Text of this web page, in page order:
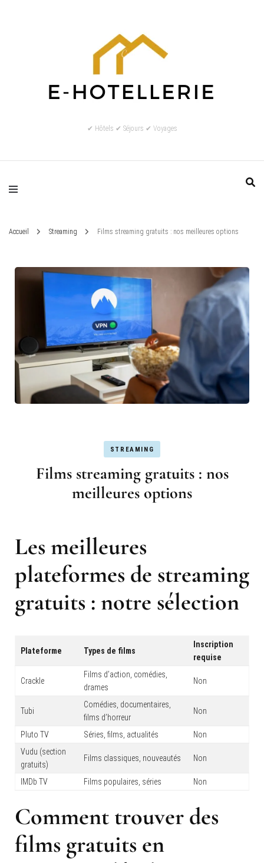
✔ Hôtels ✔ Séjours ✔ Voyages
Accueil Streaming Films streaming gratuits : nos meilleures options
STREAMING
Films streaming gratuits : nos
meilleures options
Les meilleures
plateformes de streaming
gratuits : notre sélection
Plateforme Types de films
Inscription
requise
Crackle
Films d’action, comédies,
drames
Non
Tubi
Comédies, documentaires,
films d’horreur
Non
Pluto TV Séries, films, actualités
Non
Vudu (section
gratuits)
Films classiques, nouveautés Non
IMDb TV Films populaires, séries Non
Comment trouver des
films gratuits en